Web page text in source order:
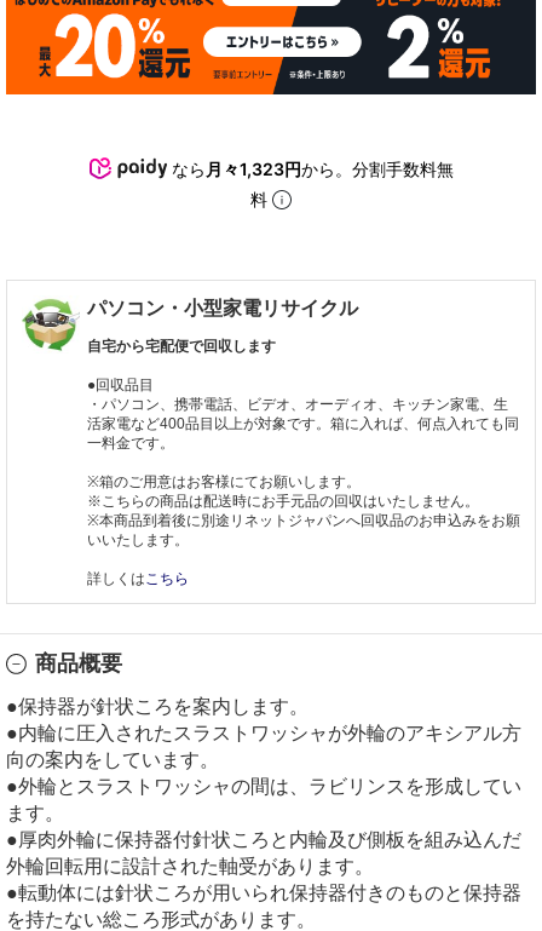
なら 月々1,323円から。分割手数料無
料
パソコン・小型家電リサイクル
自宅から宅配便で回収します
●回収品目
・パソコン、携帯電話、ビデオ、オーディオ、キッチン家電、生
活家電など400品目以上が対象です。箱に入れば、何点入れても同
一料金です。
※箱のご用意はお客様にてお願いします。
※こちらの商品は配送時にお手元品の回収はいたしません。
※本商品到着後に別途リネットジャパンへ回収品のお申込みをお願
いいたします。
詳しくはこちら
商品概要
●保持器が針状ころを案内します。
●内輪に圧入されたスラストワッシャが外輪のアキシアル方
向の案内をしています。
●外輪とスラストワッシャの間は、ラビリンスを形成してい
ます。
●厚肉外輪に保持器付針状ころと内輪及び側板を組み込んだ
外輪回転用に設計された軸受があります。
●転動体には針状ころが用いられ保持器付きのものと保持器
を持たない総ころ形式があります。